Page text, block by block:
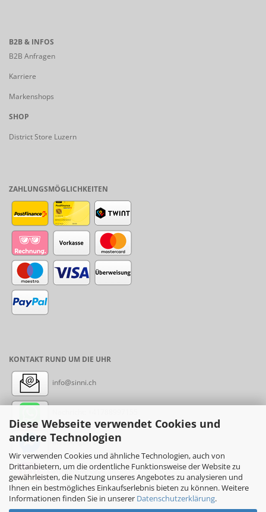
Diese Webseite verwendet Cookies und
andere Technologien
Wir verwenden Cookies und ähnliche Technologien, auch von
Drittanbietern, um die ordentliche Funktionsweise der Website zu
gewährleisten, die Nutzung unseres Angebotes zu analysieren und
Ihnen ein bestmögliches Einkaufserlebnis bieten zu können. Weitere
Informationen finden Sie in unserer Datenschutzerklärung.
B2B & INFOS
B2B Anfragen
Karriere
Markenshops
SHOP
District Store Luzern
ZAHLUNGSMÖGLICHKEITEN
KONTAKT RUND UM DIE UHR
info@sinni.ch
Messenger: sinni.ch
Instagram: sinni_ch